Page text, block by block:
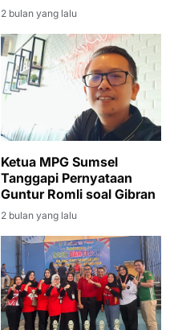
Gelar Gotong Royong
Massal
2 bulan yang lalu
Ketua MPG Sumsel
Tanggapi Pernyataan
Guntur Romli soal Gibran
2 bulan yang lalu